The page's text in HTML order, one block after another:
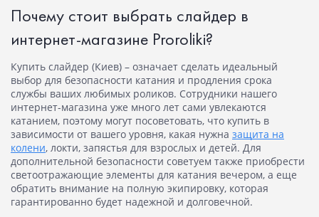
Почему стоит выбрать слайдер в
интернет-магазине Proroliki?
Купить слайдер (Киев) – означает сделать идеальный
выбор для безопасности катания и продления срока
службы ваших любимых роликов. Сотрудники нашего
интернет-магазина уже много лет сами увлекаются
катанием, поэтому могут посоветовать, что купить в
зависимости от вашего уровня, какая нужна защита на
колени, локти, запястья для взрослых и детей. Для
дополнительной безопасности советуем также приобрести
светоотражающие элементы для катания вечером, а еще
обратить внимание на полную экипировку, которая
гарантированно будет надежной и долговечной.